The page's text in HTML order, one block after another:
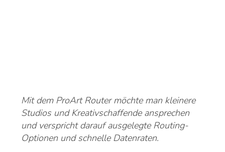
Mit dem ProArt Router möchte man kleinere
Studios und Kreativschaffende ansprechen
und verspricht darauf ausgelegte Routing-
Optionen und schnelle Datenraten.